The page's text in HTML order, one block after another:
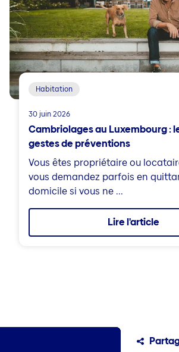
Habitation
30 juin 2026
Cambriolages au Luxembourg :
gestes de préventions
Vous êtes propriétaire ou
vous demandez parfois en
domicile si vous ne ...
Lire l'article